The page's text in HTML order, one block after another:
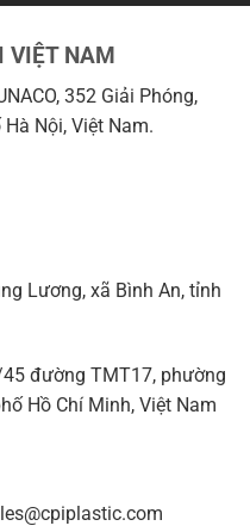
VIỆT NAM
352 Giải Phóng,
Nội, Việt Nam.
Lương, xã Bình An, tỉnh
đường TMT17, phường
Hồ Chí Minh, Việt Nam